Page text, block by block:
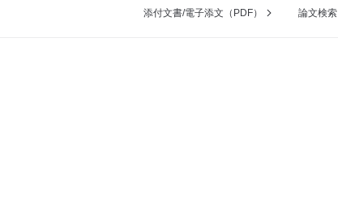
添付文書/電子添文（PDF） 論文検索